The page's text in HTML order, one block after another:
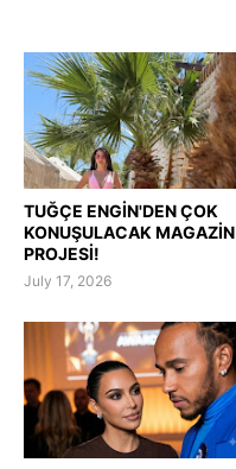
TUĞÇE ENGİN'DEN ÇOK
KONUŞULACAK MAGAZİN
PROJESİ!
July 17, 2026